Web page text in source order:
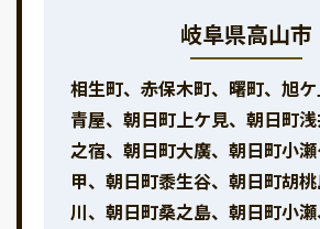
岐阜県高山市
相生町、赤保木町、曙町、旭
青屋、朝日町上ケ見、朝日町
之宿、朝日町大廣、朝日町小
甲、朝日町黍生谷、朝日町胡
川、朝日町桑之島、朝日町小